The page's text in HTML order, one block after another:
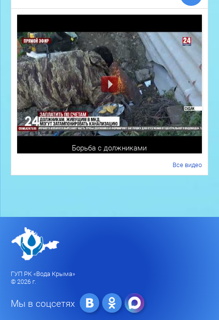
Борьба с должниками
Все видео
ГУП РК «Вода Крыма»
© 2026 г.
Мы в соцсетях